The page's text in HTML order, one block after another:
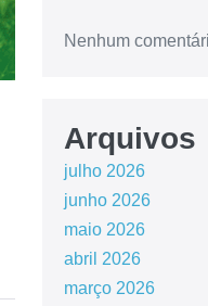
Nenhum
Arquivos
julho 2026
junho 2026
maio 2026
abril 2026
março 2026